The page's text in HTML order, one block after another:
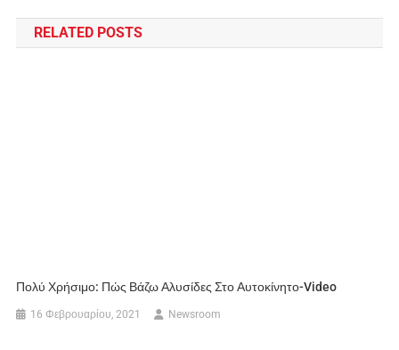
RELATED POSTS
Πολύ Χρήσιμο: Πώς Βάζω Αλυσίδες Στο Αυτοκίνητο-Video
16 Φεβρουαρίου, 2021 Newsroom